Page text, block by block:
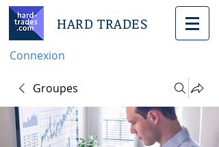
HARD TRADES
Connexion
Groupes